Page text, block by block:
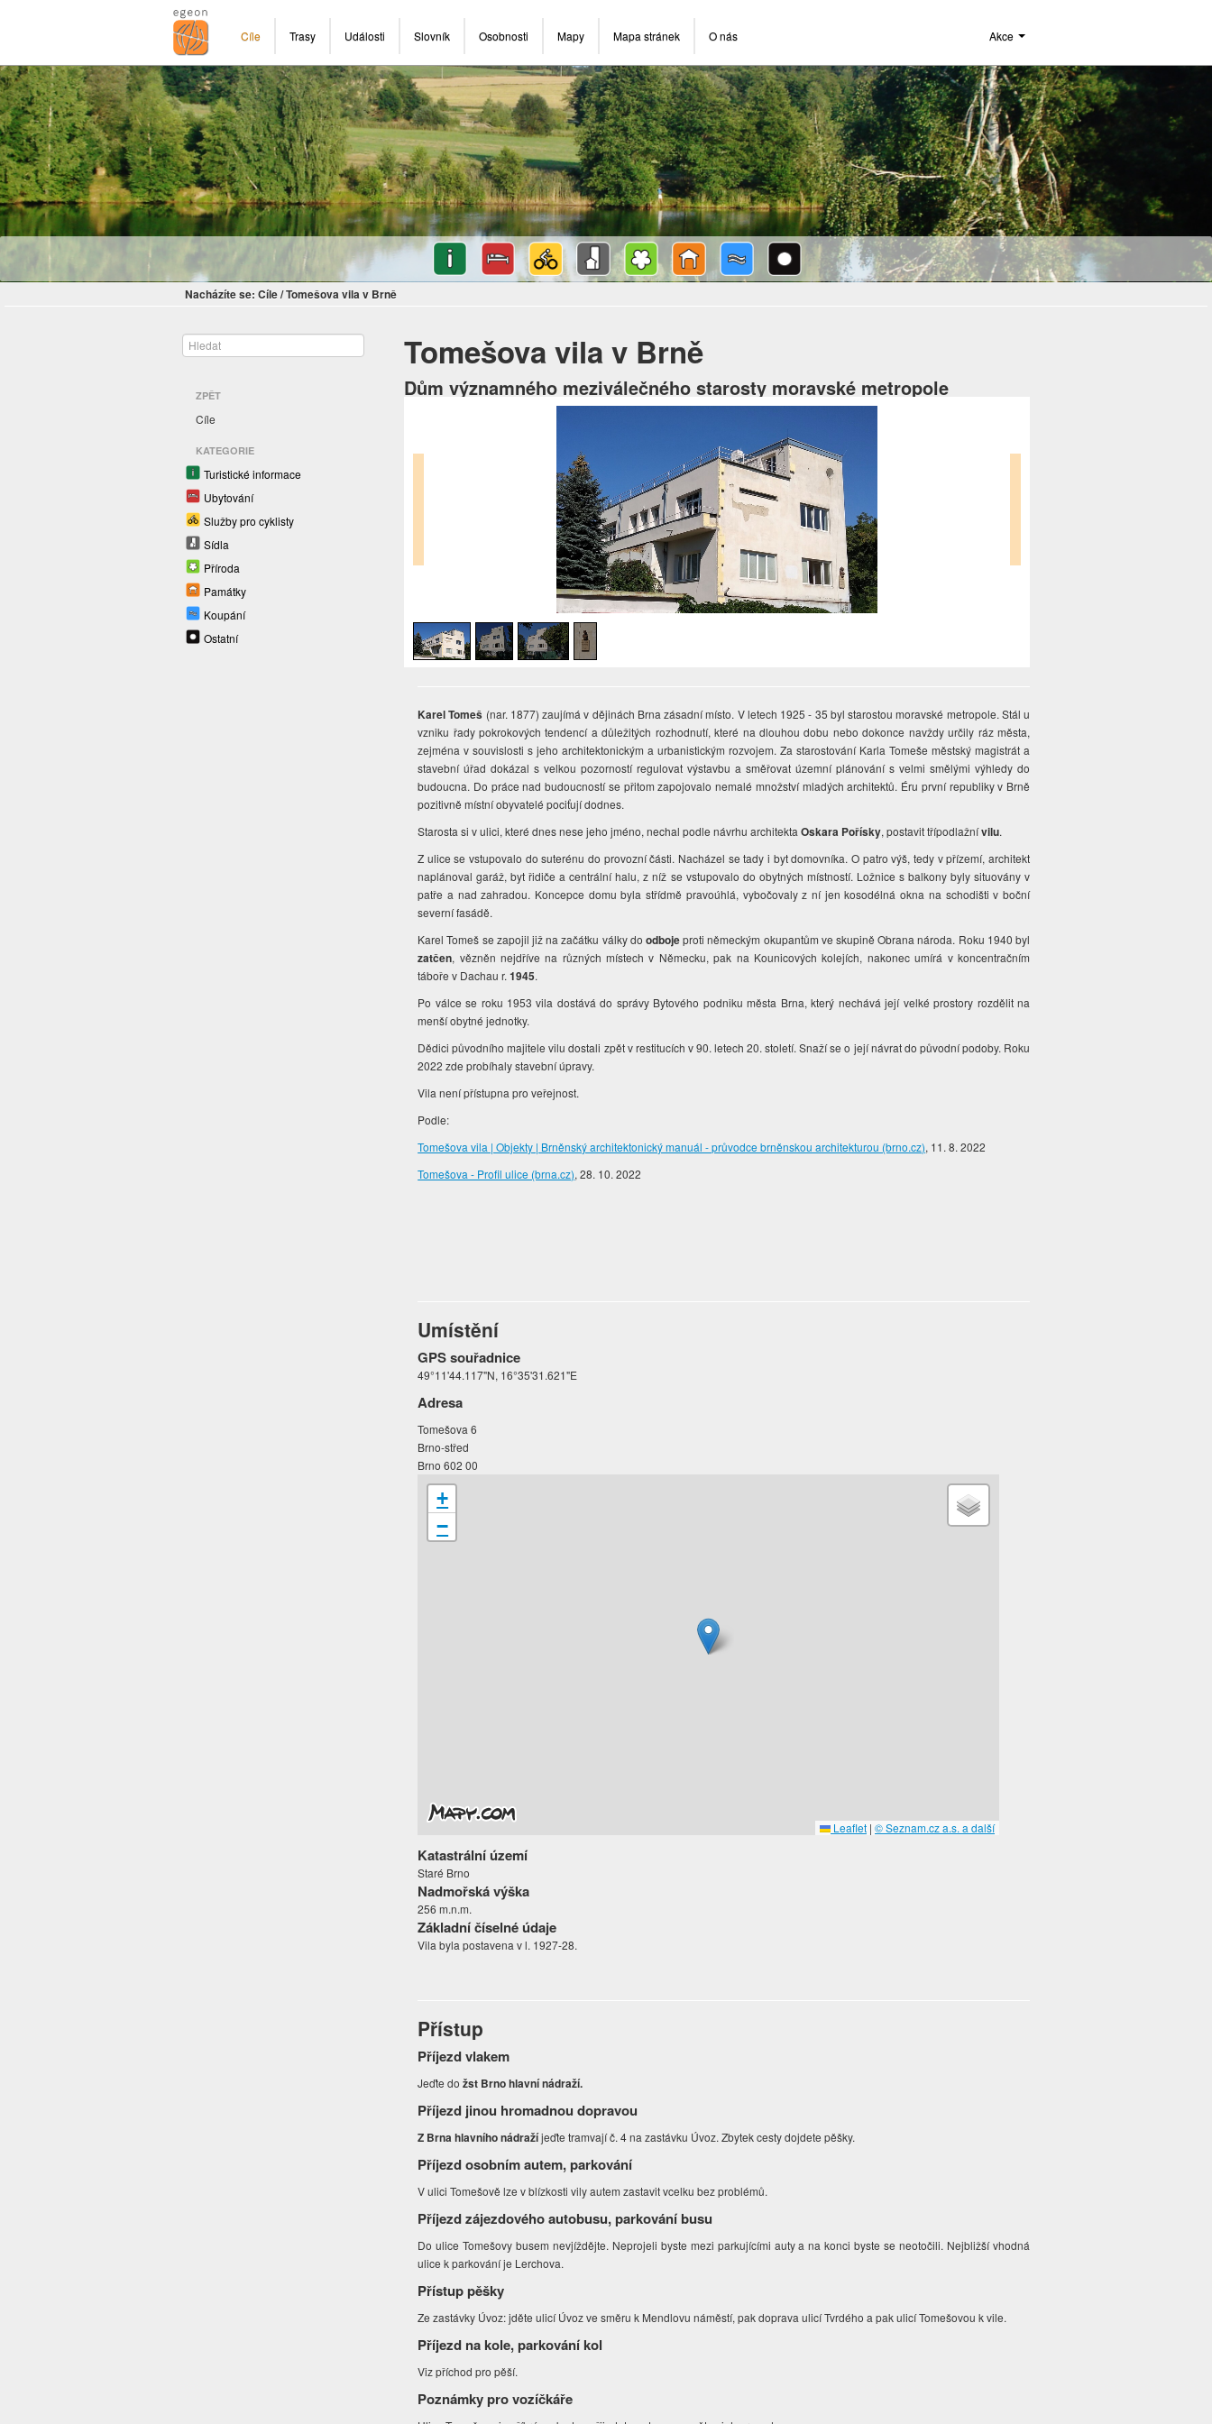
Cíle Trasy Události Slovník Osobnosti Mapy Mapa stránek O nás Akce
Nacházíte se: Cíle/Tomešova vila v Brně
ZPĚT
Cíle
KATEGORIE
Turistické informace
Ubytování
Služby pro cyklisty
Sídla
Příroda
Památky
Koupání
Ostatní
Tomešova vila v Brně
Dům významného meziválečného starosty moravské metropole
Karel Tomeš (nar. 1877) zaujímá v dějinách Brna zásadní místo. V letech 1925 - 35 byl starostou moravské metropole. Stál u
vzniku řady pokrokových tendencí a důležitých rozhodnutí, které na dlouhou dobu nebo dokonce navždy určily ráz města,
zejména v souvislosti s jeho architektonickým a urbanistickým rozvojem. Za starostování Karla Tomeše městský magistrát a
stavební úřad dokázal s velkou pozorností regulovat výstavbu a směřovat územní plánování s velmi smělými výhledy do
budoucna. Do práce nad budoucností se přitom zapojovalo nemalé množství mladých architektů. Éru první republiky v Brně
pozitivně místní obyvatelé pociťují dodnes.
Starosta si v ulici, které dnes nese jeho jméno, nechal podle návrhu architektaOskara Pořísky, postavit třípodlažnívilu.
Z ulice se vstupovalo do suterénu do provozní části. Nacházel se tady i byt domovníka. O patro výš, tedy v přízemí, architekt
naplánoval garáž, byt řidiče a centrální halu, z níž se vstupovalo do obytných místností. Ložnice s balkony byly situovány v
patře a nad zahradou. Koncepce domu byla střídmě pravoúhlá, vybočovaly z ní jen kosodélná okna na schodišti v boční
severní fasádě.
Karel Tomeš se zapojil již na začátku války do odbojeproti německým okupantům ve skupině Obrana národa. Roku 1940 byl
zatčen, vězněn nejdříve na různých místech v Německu, pak na Kounicových kolejích, nakonec umírá v koncentračním
táboře v Dachau r.1945.
Po válce se roku 1953 vila dostává do správy Bytového podniku města Brna, který nechává její velké prostory rozdělit na
menší obytné jednotky.
Dědici původního majitele vilu dostali zpět v restitucích v 90. letech 20. století. Snaží se o její návrat do původní podoby. Roku
2022 zde probíhaly stavební úpravy.
Vila není přístupna pro veřejnost.
Podle:
Tomešova vila | Objekty | Brněnský architektonický manuál - průvodce brněnskou architekturou (brno.cz), 11. 8. 2022
Tomešova - Profil ulice (brna.cz), 28. 10. 2022
Umístění
GPS souřadnice
49°11'44.117"N, 16°35'31.621"E
Adresa
Tomešova 6
Brno-střed
Brno 602 00
+
−
Leaflet | © Seznam.cz a.s. a další
Katastrální území
Staré Brno
Nadmořská výška
256 m.n.m.
Základní číselné údaje
Vila byla postavena v l. 1927-28.
Přístup
Příjezd vlakem
Jeďte dožst Brno hlavní nádraží.
Příjezd jinou hromadnou dopravou
Z Brna hlavního nádražíjeďte tramvají č. 4 na zastávku Úvoz. Zbytek cesty dojdete pěšky.
Příjezd osobním autem, parkování
V ulici Tomešově lze v blízkosti vily autem zastavit vcelku bez problémů.
Příjezd zájezdového autobusu, parkování busu
Do ulice Tomešovy busem nevjíždějte. Neprojeli byste mezi parkujícími auty a na konci byste se neotočili. Nejbližší vhodná
ulice k parkování je Lerchova.
Přístup pěšky
Ze zastávky Úvoz: jděte ulicí Úvoz ve směru k Mendlovu náměstí, pak doprava ulicí Tvrdého a pak ulicí Tomešovou k vile.
Příjezd na kole, parkování kol
Viz příchod pro pěší.
Poznámky pro vozíčkáře